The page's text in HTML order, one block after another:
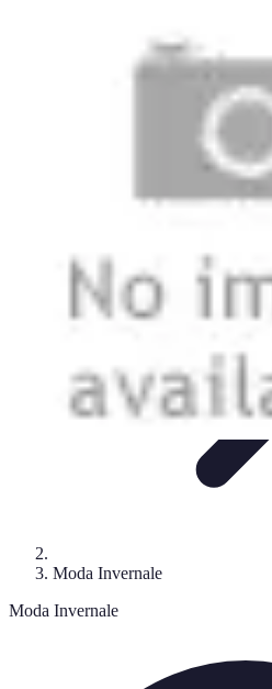
Consigli di StileTendenze
Moda Invernale
Moda Invernale